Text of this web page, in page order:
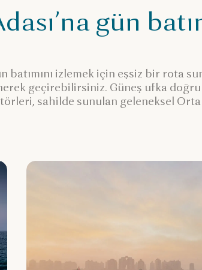
gün
batımını izlemek için eşsiz bir rota
geçirebilirsiniz. Güneş ufka
sahilde sunulan geleneksel